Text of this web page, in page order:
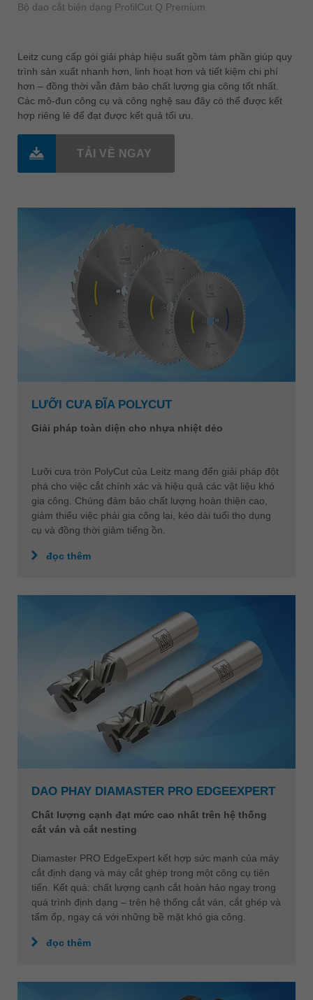
Bộ dao cắt biên dạng ProfilCut Q Premium
Leitz cung cấp gói giải pháp hiệu suất gồm tám phần giúp quy
trình sản xuất nhanh hơn, linh hoạt hơn và tiết kiệm chi phí
hơn – đồng thời vẫn đảm bảo chất lượng gia công tốt nhất.
Các mô-đun công cụ và công nghệ sau đây có thể được kết
hợp riêng lẻ để đạt được kết quả tối ưu.
TẢI VỀ NGAY
LƯỠI CƯA ĐĨA POLYCUT
Giải pháp toàn diện cho nhựa nhiệt dẻo
Lưỡi cưa tròn PolyCut của Leitz mang đến giải pháp đột
phá cho việc cắt chính xác và hiệu quả các vật liệu khó
gia công. Chúng đảm bảo chất lượng hoàn thiện cao,
giảm thiểu việc phải gia công lại, kéo dài tuổi thọ dụng
cụ và đồng thời giảm tiếng ồn.
đọc thêm
DAO PHAY DIAMASTER PRO EDGEEXPERT
Chất lượng cạnh đạt mức cao nhất trên hệ thống
cắt ván và cắt nesting
Diamaster PRO EdgeExpert kết hợp sức mạnh của máy
cắt định dạng và máy cắt ghép trong một công cụ tiên
tiến. Kết quả: chất lượng cạnh cắt hoàn hảo ngay trong
quá trình định dạng – trên hệ thống cắt ván, cắt ghép và
tấm ốp, ngay cả với những bề mặt khó gia công.
đọc thêm